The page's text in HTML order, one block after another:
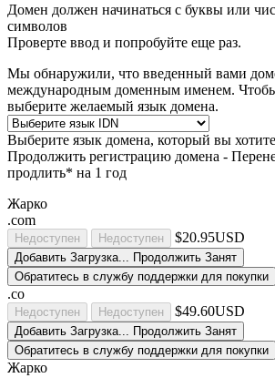
Домен должен начинаться с буквы или
символов
Проверте ввод и попробуйте еще раз.
Мы обнаружили, что введенный вами
международным доменным именем.
выберите желаемый язык домена.
Выберите язык домена, который вы хотите
Продолжить регистрацию домена -
продлить* на 1 год
Жарко
.com
Недоступен Недоступен $20.95USD
Добавить Загрузка... Продолжить Занят
Обратитесь в службу поддержки для покупки
.co
Недоступен Недоступен $49.60USD
Добавить Загрузка... Продолжить Занят
Обратитесь в службу поддержки для покупки
Жарко